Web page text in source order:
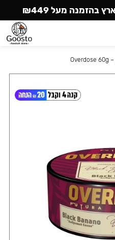
Overdose 60g –
בהזמנה מעל ₪449